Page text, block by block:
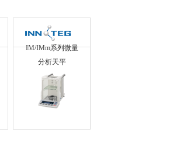
IM/IMm系列微量
分析天平